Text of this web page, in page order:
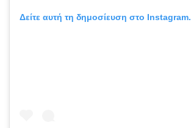
Δείτε αυτή τη δημοσίευση στο Instagram.